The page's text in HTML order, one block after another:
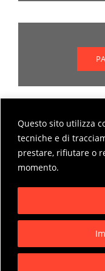
Questo sito utilizza
tecniche e di
prestare, rifiutare o
momento.
Scopri
MODALITÀ